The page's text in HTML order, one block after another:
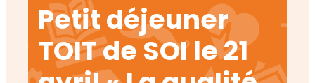
Petit déjeuner
TOIT de SOI le 21